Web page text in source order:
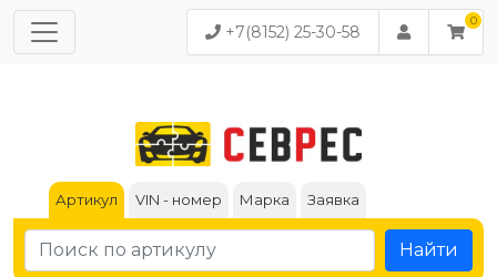
+7(8152) 25-30-58
Артикул VIN - номер Марка Заявка
Найти